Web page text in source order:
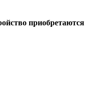
приобретаются